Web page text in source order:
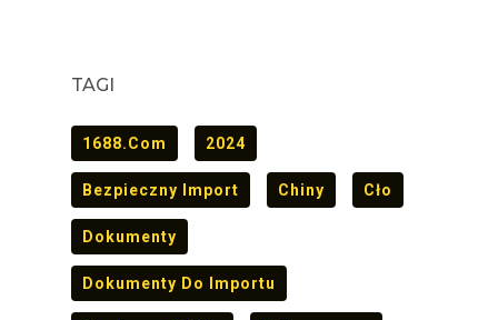
TAGI
1688.com 2024
Bezpieczny Import Chiny Cło
Dokumenty
Dokumenty Do Importu